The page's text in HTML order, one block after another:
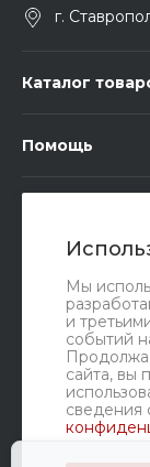
Мы
и
событий
сайта, вы
сведения
г.
Каталог
Помощь